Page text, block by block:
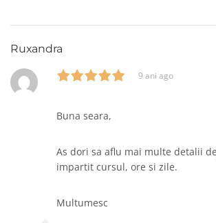
Ruxandra
9 ani ago
Buna seara,
As dori sa aflu mai multe detalii
impartit cursul, ore si zile.
Multumesc